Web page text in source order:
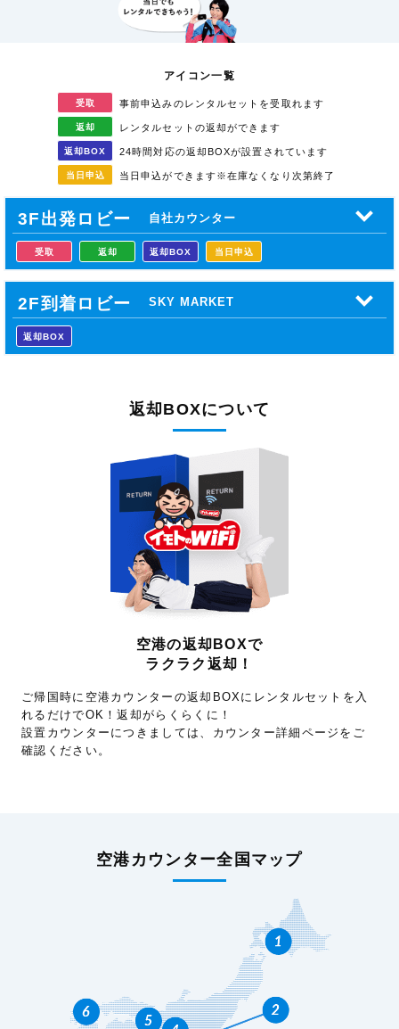
アイコン一覧
受取 事前申込みのレンタルセットを受取れます
返却 レンタルセットの返却ができます
返却BOX 24時間対応の返却BOXが設置されています
当日 申込 当日申込ができます※在庫なくなり次第終了
3F出発ロビー 自社カウンター
受取 返却 返却BOX 当日申込
2F到着ロビー SKY MARKET
返却BOX
返却BOXについて
空港の返却BOXで
ラクラク返却！
ご帰国時に空港カウンターの返却BOXにレンタルセットを入
れるだけでOK！返却がらくらくに！
設置カウンターにつきましては、カウンター詳細ページをご
確認ください。
空港カウンター全国マップ